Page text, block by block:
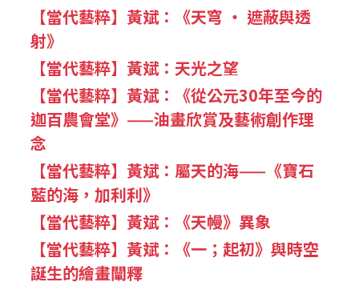
【當代藝粹】黃斌：《天穹 ‧ 遮蔽與透
射》
【當代藝粹】黃斌：天光之望
【當代藝粹】黃斌：《從公元30年至今的
迦百農會堂》——油畫欣賞及藝術創作理
念
【當代藝粹】黃斌：屬天的海——《寶石
藍的海，加利利》
【當代藝粹】黃斌：《天幔》異象
【當代藝粹】黃斌：《一；起初》與時空
誕生的繪畫闡釋